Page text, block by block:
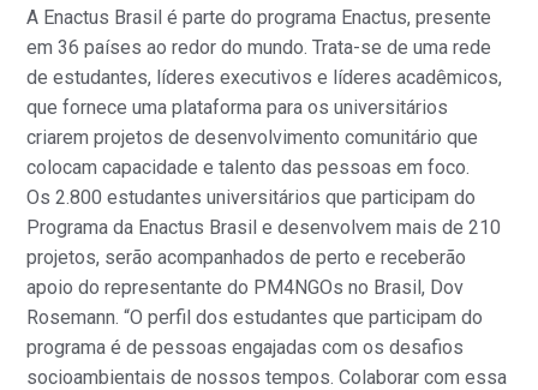
A Enactus Brasil é parte do programa Enactus, presente
em 36 países ao redor do mundo. Trata-se de uma rede
de estudantes, líderes executivos e líderes acadêmicos,
que fornece uma plataforma para os universitários
criarem projetos de desenvolvimento comunitário que
colocam capacidade e talento das pessoas em foco.
Os 2.800 estudantes universitários que participam do
Programa da Enactus Brasil e desenvolvem mais de 210
projetos, serão acompanhados de perto e receberão
apoio do representante do PM4NGOs no Brasil, Dov
Rosemann. “O perfil dos estudantes que participam do
programa é de pessoas engajadas com os desafios
socioambientais de nossos tempos. Colaborar com essa